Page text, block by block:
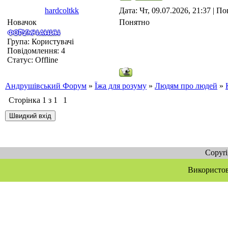
hardcoltkk
Дата: Чт, 09.07.2026, 21:37 |
Новачок
Група: Користувачі
Повідомлення: 4
Статус: Offline
Понятно
Андрушівський Форум » Їжа для розуму » Людям про людей »
Сторінка 1 з 1 1